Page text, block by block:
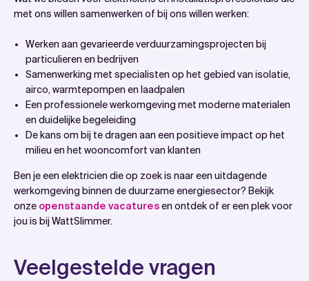
met ons willen samenwerken of bij ons willen werken:
Werken aan gevarieerde verduurzamingsprojecten bij
particulieren en bedrijven
Samenwerking met specialisten op het gebied van isolatie,
airco, warmtepompen en laadpalen
Een professionele werkomgeving met moderne materialen
en duidelijke begeleiding
De kans om bij te dragen aan een positieve impact op het
milieu en het wooncomfort van klanten
Ben je een elektricien die op zoek is naar een uitdagende
werkomgeving binnen de duurzame energiesector? Bekijk
onze openstaande vacaturesen ontdek of er een plek voor
jou is bij WattSlimmer.
Veelgestelde vragen